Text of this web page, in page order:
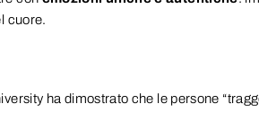
cuore.
ha dimostrato che le persone